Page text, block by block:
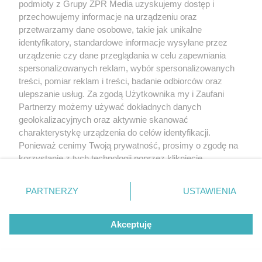
karierę?
ZOBACZ WIĘCEJ
podmioty z Grupy ZPR Media uzyskujemy dostęp i
przechowujemy informacje na urządzeniu oraz
przetwarzamy dane osobowe, takie jak unikalne
identyfikatory, standardowe informacje wysyłane przez
urządzenie czy dane przeglądania w celu zapewniania
spersonalizowanych reklam, wybór spersonalizowanych
treści, pomiar reklam i treści, badanie odbiorców oraz
ulepszanie usług. Za zgodą Użytkownika my i Zaufani
Partnerzy możemy używać dokładnych danych
geolokalizacyjnych oraz aktywnie skanować
charakterystykę urządzenia do celów identyfikacji.
Ponieważ cenimy Twoją prywatność, prosimy o zgodę na
korzystanie z tych technologii poprzez kliknięcie
zmienić/wycofać klikając przycisk ustawień prywatności
znajdujący się w lewym dolnym rogu strony
rodzaje przetwarzania danych nie wymagają zgody
użytkownika, ale masz prawo sprzeciwić się takiemu
przetwarzaniu. Preferencje będą miały zastosowanie tylko
PARTNERZY USTAWIENIA
Akceptuję